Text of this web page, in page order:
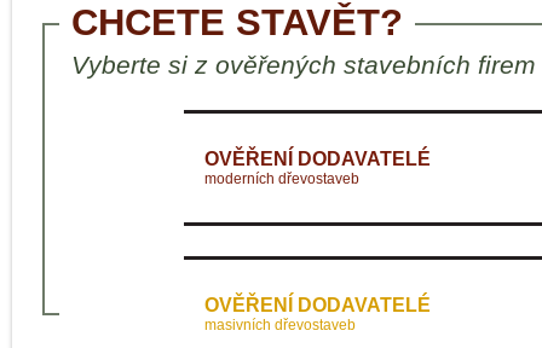
CHCETE STAVĚT?
Vyberte si z ověřených stavebních firem
OVĚŘENÍ DODAVATELÉ
moderních dřevostaveb
OVĚŘENÍ DODAVATELÉ
masivních dřevostaveb